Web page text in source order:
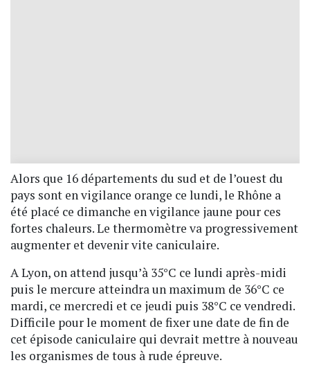
Alors que 16 départements du sud et de l’ouest du
pays sont en vigilance orange ce lundi, le Rhône a
été placé ce dimanche en vigilance jaune pour ces
fortes chaleurs. Le thermomètre va progressivement
augmenter et devenir vite caniculaire.
A Lyon, on attend jusqu’à 35°C ce lundi après-midi
puis le mercure atteindra un maximum de 36°C ce
mardi, ce mercredi et ce jeudi puis 38°C ce vendredi.
Difficile pour le moment de fixer une date de fin de
cet épisode caniculaire qui devrait mettre à nouveau
les organismes de tous à rude épreuve.